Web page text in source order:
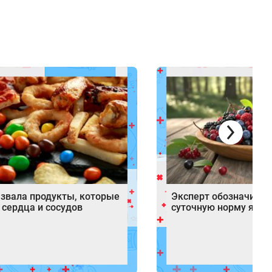
продукты, которые
и сосудов
Эксперт обозначила
суточную норму ягод